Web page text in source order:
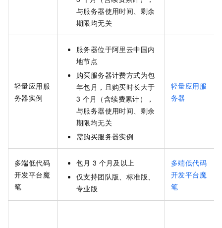
与服务器使用时间、剩余
期限均无关
轻量应用服
务器实例
服务器位于阿里云中国内
地节点
购买服务器计费方式为包
年包月，且购买时长大于
3 个月（含续费累计），
与服务器使用时间、剩余
期限均无关
需购买服务器实例
轻量应用服
务器
多端低代码
开发平台魔
笔
包月 3 个月及以上
仅支持团队版、标准版、
专业版
多端低代码
开发平台魔
笔